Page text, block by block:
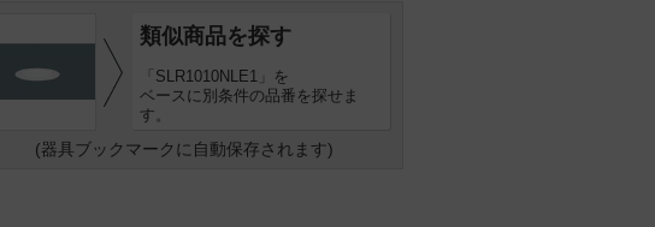
類似商品を探す
「SLR1010NLE1」を
ベースに別条件の品番を探せま
す。
(器具ブックマークに自動保存されます)